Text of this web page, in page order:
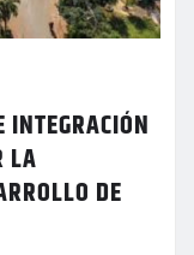
LA
DE